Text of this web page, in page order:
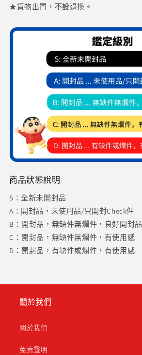
★貨物出門，不設退換。
商品狀態說明
S：全新未開封品
A：開封品，未使用品/只開封Check件
B：開封品，無缺件無爛件，良好開封品
C：開封品，無缺件無爛件，有使用感
D：開封品，有缺件或爛件，有使用感
關於我們
關於我們
免責聲明